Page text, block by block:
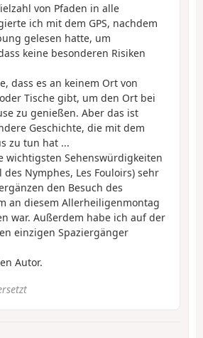
von Pfaden in alle
ich mit dem GPS, nachdem
gelesen hatte, um
keine besonderen Risiken
dass es an keinem Ort von
Tische gibt, um den Ort bei
zu genießen. Aber das ist
Geschichte, die mit dem
zu tun hat ...
wichtigsten Sehenswürdigkeiten
des Nymphes, Les Fouloirs) sehr
den Besuch des
an diesem Allerheiligenmontag
war. Außerdem habe ich auf der
einzigen Spaziergänger
Autor.